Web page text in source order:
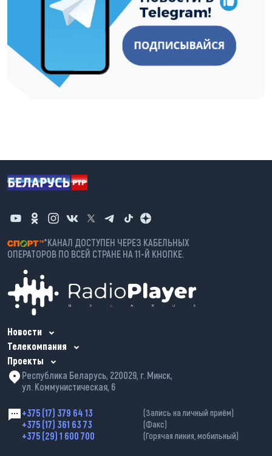
*КАНАЛ ДОСТУПЕН ЧЕРЕЗ КАБЕЛЬНЫХ
ОПЕРАТОРОВ ПО ВСЕЙ СТРАНЕ НА 11-Й КНОПКЕ.
Новости
Телекомпания
Проекты
Республика Беларусь, 220029, г. Минск,
ул. Коммунистическая, 6
+375 (17) 379 64 13 (Запись на личный приём)
+375 (17) 361 63 73 (Факс)
+375 (29) 1 600 700 (Горячая линия, мобильный)